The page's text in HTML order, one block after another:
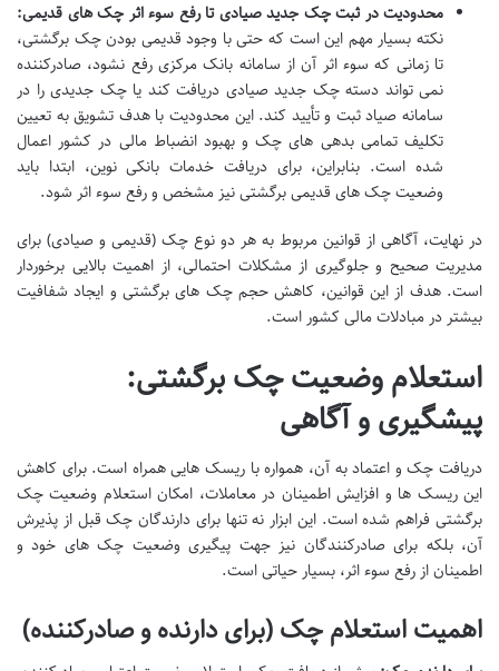
محدودیت در ثبت چک جدید صیادی تا رفع سوء اثر چک های قدیمی:
نکته بسیار مهم این است که حتی با وجود قدیمی بودن چک برگشتی،
تا زمانی که سوء اثر آن از سامانه بانک مرکزی رفع نشود، صادرکننده
نمی تواند دسته چک جدید صیادی دریافت کند یا چک جدیدی را در
سامانه صیاد ثبت و تأیید کند. این محدودیت با هدف تشویق به تعیین
تکلیف تمامی بدهی های چک و بهبود انضباط مالی در کشور اعمال
شده است. بنابراین، برای دریافت خدمات بانکی نوین، ابتدا باید
وضعیت چک های قدیمی برگشتی نیز مشخص و رفع سوء اثر شود.
در نهایت، آگاهی از قوانین مربوط به هر دو نوع چک (قدیمی و صیادی) برای
مدیریت صحیح و جلوگیری از مشکلات احتمالی، از اهمیت بالایی برخوردار
است. هدف از این قوانین، کاهش حجم چک های برگشتی و ایجاد شفافیت
بیشتر در مبادلات مالی کشور است.
استعلام وضعیت چک برگشتی:
پیشگیری و آگاهی
دریافت چک و اعتماد به آن، همواره با ریسک هایی همراه است. برای کاهش
این ریسک ها و افزایش اطمینان در معاملات، امکان استعلام وضعیت چک
برگشتی فراهم شده است. این ابزار نه تنها برای دارندگان چک قبل از پذیرش
آن، بلکه برای صادرکنندگان نیز جهت پیگیری وضعیت چک های خود و
اطمینان از رفع سوء اثر، بسیار حیاتی است.
اهمیت استعلام چک (برای دارنده و صادرکننده)